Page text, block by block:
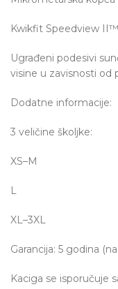
Kwikfit Speedview
Ugrađeni podesivi
visine u zavisnosti od
Dodatne informacije:
3 veličine školjke:
XS–M
L
XL–3XL
Garancija: 5 godina
Kaciga se isporučuje